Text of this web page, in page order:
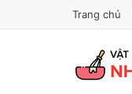
Trang chủ